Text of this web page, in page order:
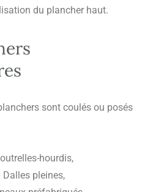
du plancher haut.
sont coulés ou posés
hourdis,
Dalles pleines,